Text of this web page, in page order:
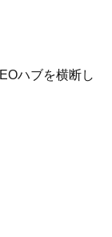
ハブを横断し